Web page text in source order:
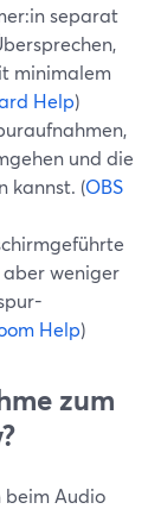
separat
minimalem
Help)
und die
kannst. (OBS
weniger
Help)
zum
beim Audio